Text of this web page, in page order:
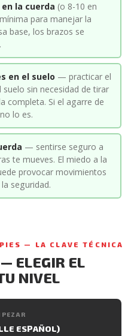
la cuerda (o 8-10 en
para manejar la
base, los brazos se
en el suelo — practicar el
suelo sin necesidad de tirar
completa. Si el agarre de
lo es.
— sentirse seguro a
te mueves. El miedo a la
provocar movimientos
seguridad.
— LA CLAVE TÉCNICA
ELEGIR EL
NIVEL
ESPAÑOL)